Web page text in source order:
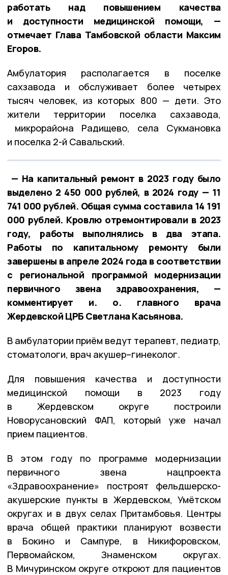
работать над повышением качества
и доступности медицинской помощи, —
отмечает Глава Тамбовской области Максим
Егоров.
Амбулатория располагается в поселке
сахзавода и обслуживает более четырех
тысяч человек, из которых 800 — дети. Это
жители территории поселка сахзавода,
микрорайона Радищево, села Сукмановка
и поселка 2-й Савальский.
— На капитальный ремонт в 2023 году было
выделено 2 450 000 рублей, в 2024 году — 11
741 000 рублей. Общая сумма составила 14 191
000 рублей. Кровлю отремонтировали в 2023
году, работы выполнялись в два этапа.
Работы по капитальному ремонту были
завершены в апреле 2024 года в соответствии
с региональной программой модернизации
первичного звена здравоохранения, —
комментирует и. о. главного врача
Жердевской ЦРБ Светлана Касьянова.
В амбулатории приём ведут терапевт, педиатр,
стоматологи, врач акушер–гинеколог.
Для повышения качества и доступности
медицинской помощи в 2023 году
в Жердевском округе построили
Новорусановский ФАП, который уже начал
прием пациентов.
В этом году по программе модернизации
первичного звена нацпроекта
«Здравоохранение» построят фельдшерско-
акушерские пункты в Жердевском, Умётском
округах и в двух селах Притамбовья. Центры
врача общей практики планируют возвести
в Бокино и Сампуре, в Никифоровском,
Первомайском, Знаменском округах.
В Мичуринском округе откроют для пациентов